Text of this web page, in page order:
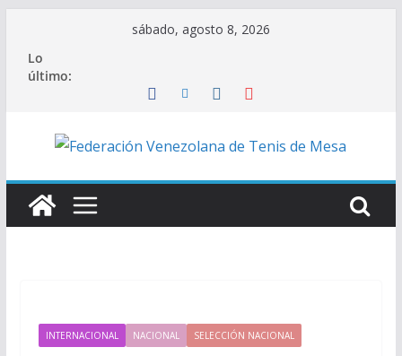
contenido
sábado, agosto 8, 2026
Lo
último:
INTERNACIONAL NACIONAL SELECCIÓN NACIONAL